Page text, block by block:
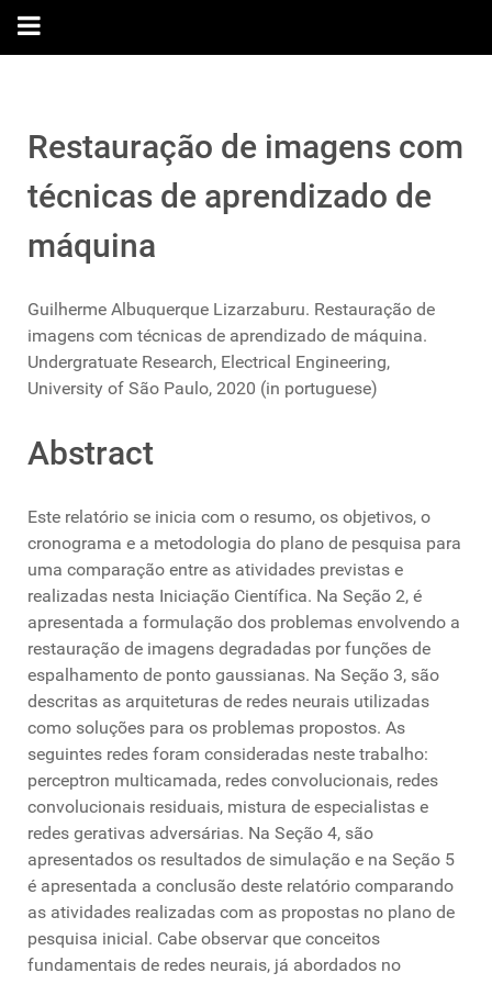
Restauração de imagens com
técnicas de aprendizado de
máquina
Guilherme Albuquerque Lizarzaburu. Restauração de
imagens com técnicas de aprendizado de máquina.
Undergratuate Research, Electrical Engineering,
University of São Paulo, 2020 (in portuguese)
Abstract
Este relatório se inicia com o resumo, os objetivos, o
cronograma e a metodologia do plano de pesquisa para
uma comparação entre as atividades previstas e
realizadas nesta Iniciação Cientı́fica. Na Seção 2, é
apresentada a formulação dos problemas envolvendo a
restauração de imagens degradadas por funções de
espalhamento de ponto gaussianas. Na Seção 3, são
descritas as arquiteturas de redes neurais utilizadas
como soluções para os problemas propostos. As
seguintes redes foram consideradas neste trabalho:
perceptron multicamada, redes convolucionais, redes
convolucionais residuais, mistura de especialistas e
redes gerativas adversárias. Na Seção 4, são
apresentados os resultados de simulação e na Seção 5
é apresentada a conclusão deste relatório comparando
as atividades realizadas com as propostas no plano de
pesquisa inicial. Cabe observar que conceitos
fundamentais de redes neurais, já abordados no